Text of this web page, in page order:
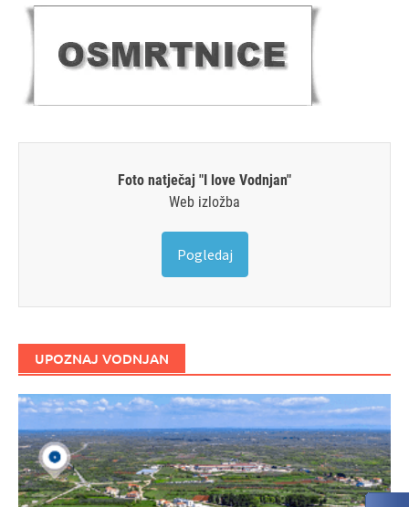
Foto natječaj "I love Vodnjan"
Web izložba
Pogledaj
UPOZNAJ VODNJAN